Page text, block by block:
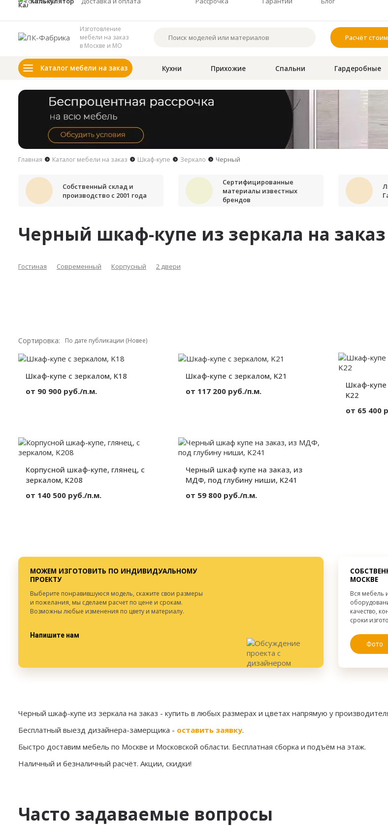
Изготовление
мебели на заказ
в Москве и МО
Расчёт
Каталог мебели на заказ Кухни Прихожие Спальни Гардеробные
Главная Каталог мебели на заказ Шкаф-купе Зеркало Черный
Собственный склад и
производство с 2001 года
Сертифицированные
материалы известных
брендов
Черный шкаф-купе из зеркала на заказ
Гостиная Современный Корпусный 2 двери
Сортировка:
Шкаф-купе с зеркалом, K18
от 90 900 руб./п.м.
Высота:
от 300 мм.
Ширина:
Глубина:
от 300 мм.
Шкаф-купе с зеркалом, K21
от 117 200 руб./п.м.
Высота:
от 300 мм.
Ширина:
Глубина:
от 300 мм.
Шкаф-купе
K22
от 65 400
Корпусной шкаф-купе, глянец, с
зеркалом, K208
от 140 500 руб./п.м.
Глубина:
от 300 мм.
Черный шкаф купе на заказ, из
МДФ, под глубину ниши, K241
от 59 800 руб./п.м.
МОЖЕМ ИЗГОТОВИТЬ ПО ИНДИВИДУАЛЬНОМУ
ПРОЕКТУ
Выберите понравившуюся модель, скажите свои размеры
и пожелания, мы сделаем расчет по цене и срокам.
Возможны любые изменения по цвету и материалу.
Напишите нам
МОСКВЕ
Вся мебель
качество,
сроки
Фото
Черный шкаф-купе из зеркала на заказ - купить в любых размерах и цветах напрямую у
Бесплатный выезд дизайнера-замерщика - оставить заявку.
Быстро доставим мебель по Москве и Московской области. Бесплатная сборка и подъём на этаж.
Наличный и безналичный расчёт. Акции, скидки!
Часто задаваемые вопросы